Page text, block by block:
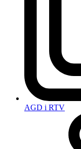
AGD i RTV